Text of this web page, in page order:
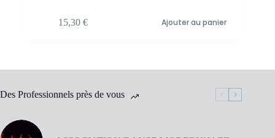
15,30 € Ajouter au panier
Des Professionnels près de vous